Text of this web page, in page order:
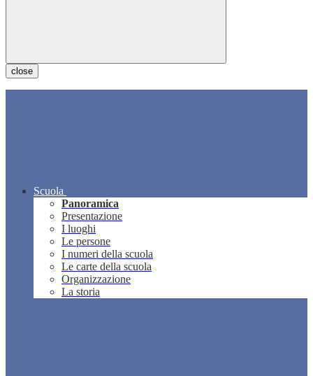
close
Scuola
Panoramica
Presentazione
I luoghi
Le persone
I numeri della scuola
Le carte della scuola
Organizzazione
La storia